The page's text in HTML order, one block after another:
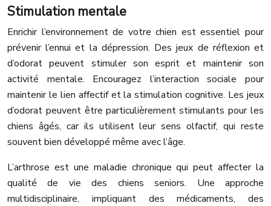
Stimulation mentale
Enrichir l’environnement de votre chien est essentiel pour
prévenir l’ennui et la dépression. Des jeux de réflexion et
d’odorat peuvent stimuler son esprit et maintenir son
activité mentale. Encouragez l’interaction sociale pour
maintenir le lien affectif et la stimulation cognitive. Les jeux
d’odorat peuvent être particulièrement stimulants pour les
chiens âgés, car ils utilisent leur sens olfactif, qui reste
souvent bien développé même avec l’âge.
L’arthrose est une maladie chronique qui peut affecter la
qualité de vie des chiens seniors. Une approche
multidisciplinaire, impliquant des médicaments, des